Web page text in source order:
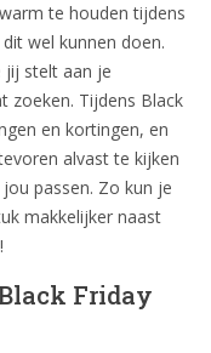
te houden tijdens
wel kunnen doen.
jij stelt aan je
zoeken. Tijdens Black
en kortingen, en
alvast te kijken
passen. Zo kun je
makkelijker naast
Friday